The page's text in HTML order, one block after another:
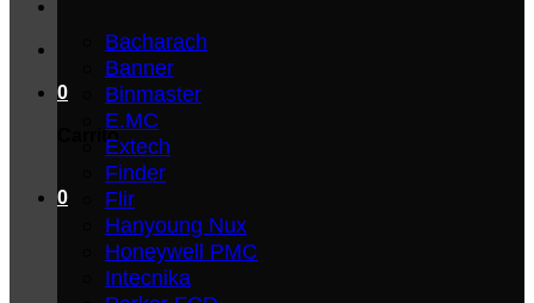
0
Carrito
0
Bacharach
Banner
Binmaster
E.MC
Extech
Finder
Flir
Hanyoung Nux
Honeywell PMC
Intecnika